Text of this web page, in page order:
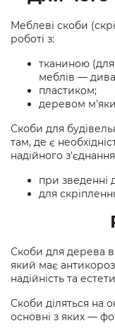
Меблеві скоби
роботі з:
тканиною
меблів —
пластиком;
деревом
Скоби для
там, де є
надійного
при зведенні
для
Скоби для дерева
який має
надійність та
Скоби діляться на
основні з яких —